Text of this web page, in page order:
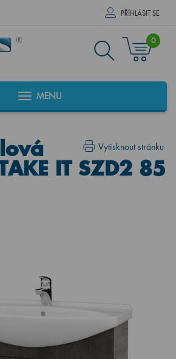
PŘÍHLÁSIT SE
0
MENU
Vytisknout stránku
IT SZD2 85